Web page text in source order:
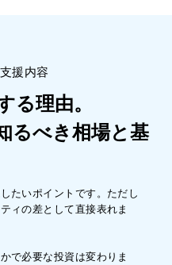
援内容
る理由。
るべき相場と基
たいポイントです。ただし
ィの差として直接表れま
で必要な投資は変わりま